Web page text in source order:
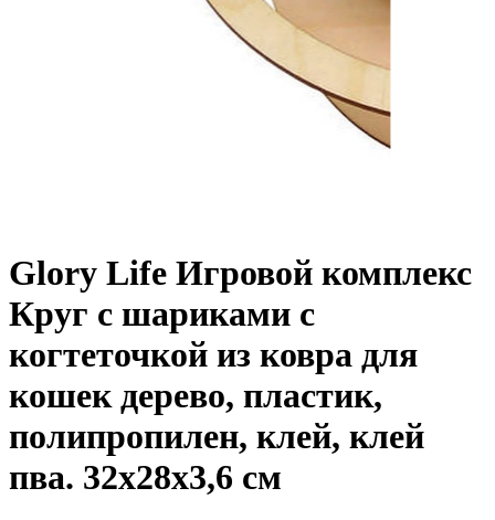
Glory Life Игровой комплекс
Круг с шариками c
когтеточкой из ковра для
кошек дерево, пластик,
полипропилен, клей, клей
пва. 32х28х3,6 см